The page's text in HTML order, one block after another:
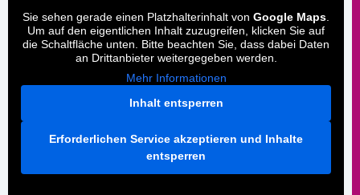
Sie sehen gerade einen Platzhalterinhalt von Google Maps
Um auf den eigentlichen Inhalt zuzugreifen, klicken Sie auf
die Schaltfläche unten. Bitte beachten Sie, dass dabei Daten
an Drittanbieter weitergegeben werden.
Mehr Informationen
Inhalt entsperren
Erforderlichen Service akzeptieren und Inhalte
entsperren